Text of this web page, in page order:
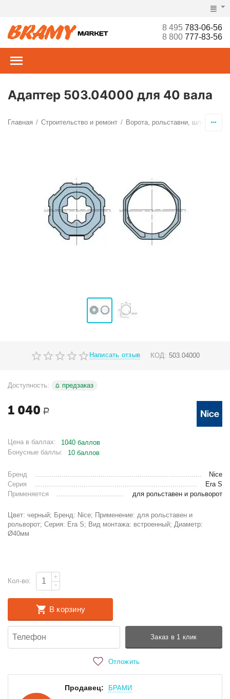
8 495783-06-56
8 800777-83-56
Адаптер 503.04000 для 40 вала
Главная / Строительство и ремонт / Ворота, рольставни,
Написать отзыв КОД: 503.04000
Доступность: предзаказ
1 040 Р
Цена в баллах:
1040 баллов
Бонусные баллы:
10 баллов
Бренд
Nice
Серия
Era S
Применяется
для рольставен и рольворот
Цвет: черный; Бренд: Nice; Применение: для рольставен и
рольворот; Серия: Era S; Вид монтажа: встроенный; Диаметр:
Ø40мм
Кол-во:
+
−
В корзину
Заказ в 1 клик
Отложить
Продавец:
БРАМИ